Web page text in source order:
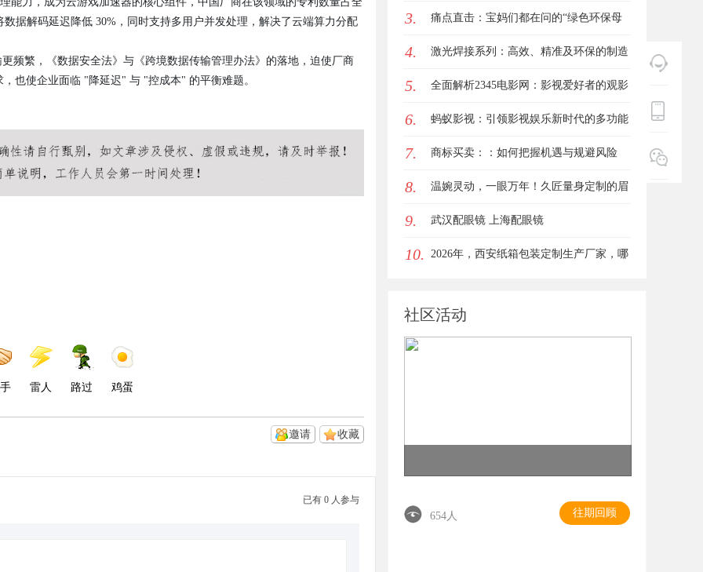
据解码延迟降低 30%，同时支持多用户并发处理，解决了云端算力分配
频繁，《数据安全法》与《跨境数据传输管理办法》的落地，迫使厂商
也使企业面临 "降延迟" 与 "控成本" 的平衡难题。
雷人 路过 鸡蛋
收藏
邀请
已有 0 人参与
3. 痛点直击：宝妈们都在问的“绿色环保母
婴纸巾”到底怎么选？
4. 激光焊接系列：高效、精准及环保的制造
解决方案
5. 全面解析2345电影网：影视爱好者的观影
首选平台详解
6. 蚂蚁影视：引领影视娱乐新时代的多功能
平台解析
7. 商标买卖：：如何把握机遇与规避风险
8. 温婉灵动，一眼万年！久匠量身定制的眉
眼唇，才是你整张脸的点睛之笔！淡颜系
女生的气质加分项
9. 武汉配眼镜 上海配眼镜
10. 2026年，西安纸箱包装定制生产厂家，哪
社区活动
654人 往期回顾